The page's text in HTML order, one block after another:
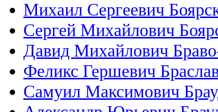
Михаил Сергеевич
Сергей Михайлович
Давид Михайлович
Феликс Гершевич
Самуил Максимович